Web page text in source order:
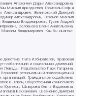
Апахончич Дарья Александровна,
Михаил Аркадьевич, Гройсман Софья
Великовский Дмитрий
Александрович, Тихонов Михаил
Владимир Владимирович, Гусев Андрей
Соловьева Елена Анатольевна,
Владимирович, Как бы инагент,
Лига Избирателей, Правовая
глобализации и социальных движений,
Левады, Издательство Парк Гагарина,
региональный правозащитный
Гражданское содействие,
и Закон, Общественная комиссия по
Юрьевич, Шнырова Ольга Вадимовна,
Бекханович, Шевченко Дмитрий